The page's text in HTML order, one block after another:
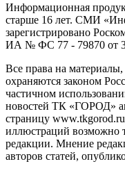
Информационная
старше 16 лет. СМИ
зарегистрировано
ИА № ФС 77 - 79870 от
Все права на
охраняются законом
частичном
новостей ТК «ГОРОД»
страницу
иллюстраций возможно
редакции. Мнение
авторов статей,